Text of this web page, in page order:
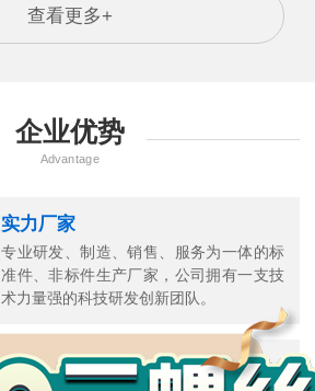
查看更多+
企业优势
Advantage
实力厂家
专业研发、制造、销售、服务为一体的标
准件、非标件生产厂家，公司拥有一支技
术力量强的科技研发创新团队。
品质保障